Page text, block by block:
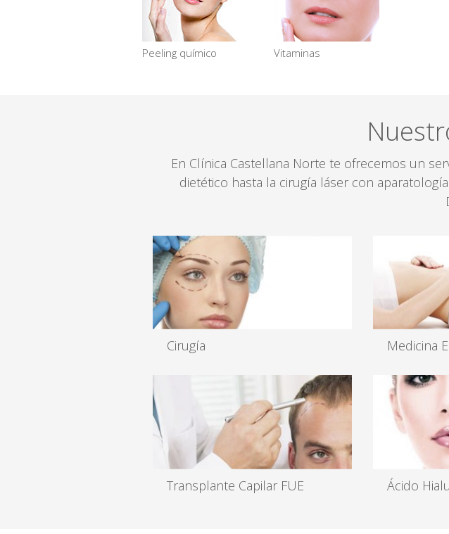
Peeling químico Vitaminas
En Clínica Castellana Norte te ofrecemos un
dietético hasta la cirugía láser con
Cirugía
consigas el cuerpo que siempre ha...
Medicina
menos
Leer más
Transplante Capilar FUE Ácido